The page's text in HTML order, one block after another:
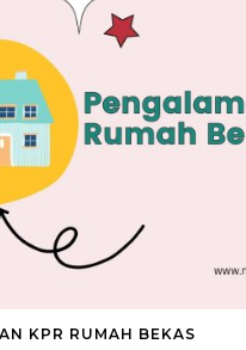
KPR RUMAH BEKAS